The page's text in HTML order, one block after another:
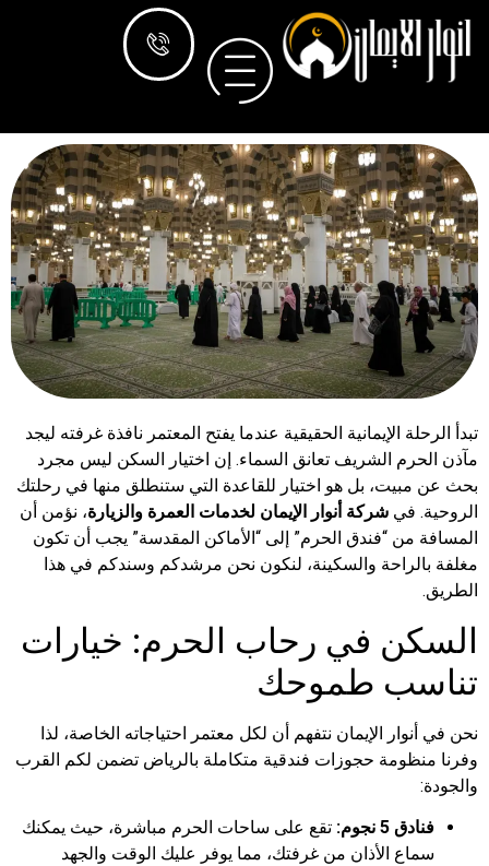
تبدأ الرحلة الإيمانية الحقيقية عندما يفتح المعتمر نافذة غرفته ليجد
مآذن الحرم الشريف تعانق السماء. إن اختيار السكن ليس مجرد
بحث عن مبيت، بل هو اختيار للقاعدة التي ستنطلق منها في رحلتك
الروحية. في شركة أنوار الإيمان لخدمات العمرة والزيارة، نؤمن أن
المسافة من “فندق الحرم” إلى “الأماكن المقدسة” يجب أن تكون
مغلفة بالراحة والسكينة، لنكون نحن مرشدكم وسندكم في هذا
الطريق.
السكن في رحاب الحرم: خيارات
تناسب طموحك
نحن في أنوار الإيمان نتفهم أن لكل معتمر احتياجاته الخاصة، لذا
وفرنا منظومة حجوزات فندقية متكاملة بالرياض تضمن لكم القرب
والجودة:
فنادق 5 نجوم:
تقع على ساحات الحرم مباشرة، حيث يمكنك
سماع الأذان من غرفتك، مما يوفر عليك الوقت والجهد